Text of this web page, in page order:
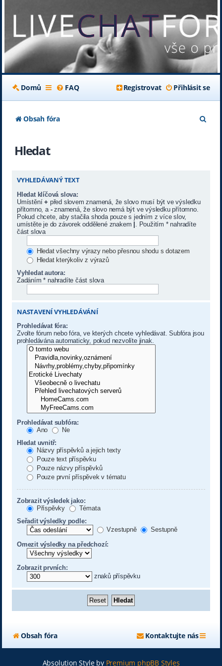
Domů FAQ Přihlásit se
Registrovat
Obsah fóra
Hledat
VYHLEDÁVANÝ TEXT
Hledat klíčová slova:
Umístění+ před slovem znamená, že slovo musí být ve výsledku
přítomno, a -znamená, že slovo nemá být ve výsledku přítomno.
Pokud chcete, aby stačila shoda pouze s jedním z více slov,
umístěte je do závorek oddělené znakem | . Použitím * nahradíte
část slova
Hledat všechny výrazy nebo přesnou shodu s dotazem
Hledat kterýkoliv z výrazů
Vyhledat autora:
Zadáním * nahradíte část slova
NASTAVENÍ VYHLEDÁVÁNÍ
Prohledávat fóra:
Zvolte fórum nebo fóra, ve kterých chcete vyhledávat. Subfóra jsou
prohledávána automaticky, pokud nezvolíte jinak.
Prohledávat subfóra:
Ano
Ne
Hledat uvnitř:
Názvy příspěvků a jejich texty
Pouze text příspěvku
Pouze názvy příspěvků
Pouze první příspěvek v tématu
Zobrazit výsledek jako:
Příspěvky
Témata
Seřadit výsledky podle:
Vzestupně
Sestupně
Omezit výsledky na předchozí:
Zobrazit prvních:
znaků příspěvku
Obsah fóra Kontaktujte nás
Absolution Style by Premium phpBB Styles